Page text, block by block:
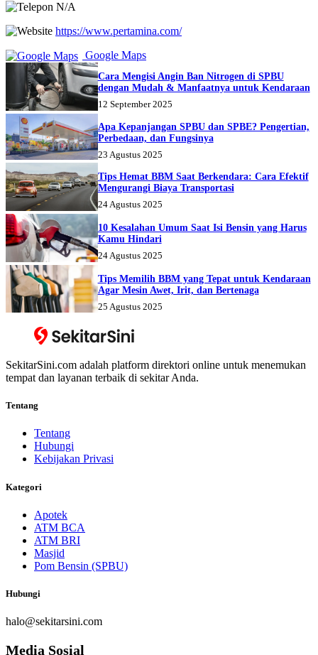
N/A
https://www.pertamina.com/
Google Maps
Cara Mengisi Angin Ban Nitrogen di SPBU
dengan Mudah & Manfaatnya untuk Kendaraan
12 September 2025
Apa Kepanjangan SPBU dan SPBE? Pengertian,
Perbedaan, dan Fungsinya
23 Agustus 2025
Tips Hemat BBM Saat Berkendara: Cara Efektif
Mengurangi Biaya Transportasi
24 Agustus 2025
10 Kesalahan Umum Saat Isi Bensin yang Harus
Kamu Hindari
24 Agustus 2025
Tips Memilih BBM yang Tepat untuk Kendaraan
Agar Mesin Awet, Irit, dan Bertenaga
25 Agustus 2025
SekitarSini.com adalah platform direktori online untuk menemukan
tempat dan layanan terbaik di sekitar Anda.
Tentang
Tentang
Hubungi
Kebijakan Privasi
Kategori
Apotek
ATM BCA
ATM BRI
Masjid
Pom Bensin (SPBU)
Hubungi
halo@sekitarsini.com
Media Sosial